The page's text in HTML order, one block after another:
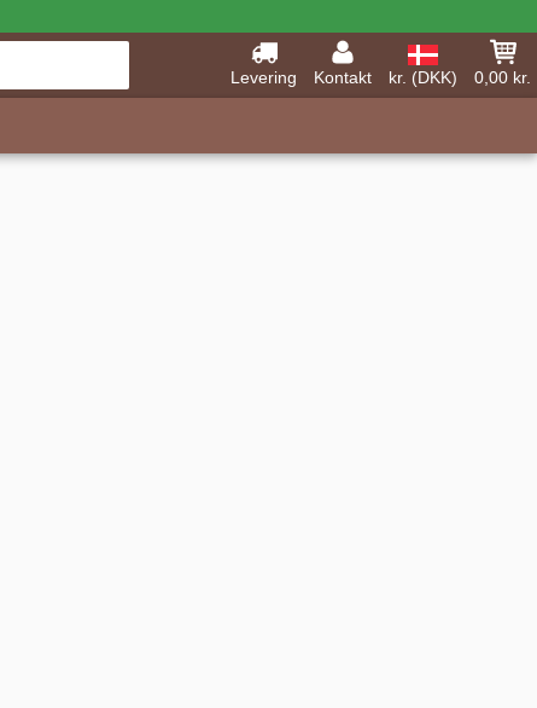
Levering Kontakt kr. (DKK)
0,00 kr.